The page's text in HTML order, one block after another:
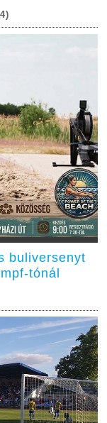
buliversenyt
tónál